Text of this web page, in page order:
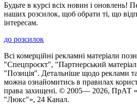
Будьте в курсі всіх новин і оновлень!
наших розсилок, щоб обрати ті, що
інтересам.
до розсилок
Всі комерційні рекламні матеріали
"Спецпроєкт", "Партнерський
"Позиція". Детальніше щодо реклами
можна ознайомитись в правилах
права захищені. © 2005— 2026, ПрАТ
"Люкс"», 24 Канал.